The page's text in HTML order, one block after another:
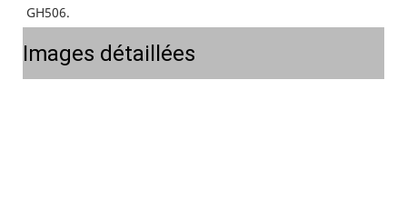
GH506.
Images détaillées